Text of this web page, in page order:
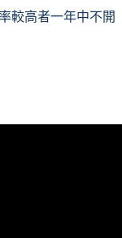
較高者一年中不開